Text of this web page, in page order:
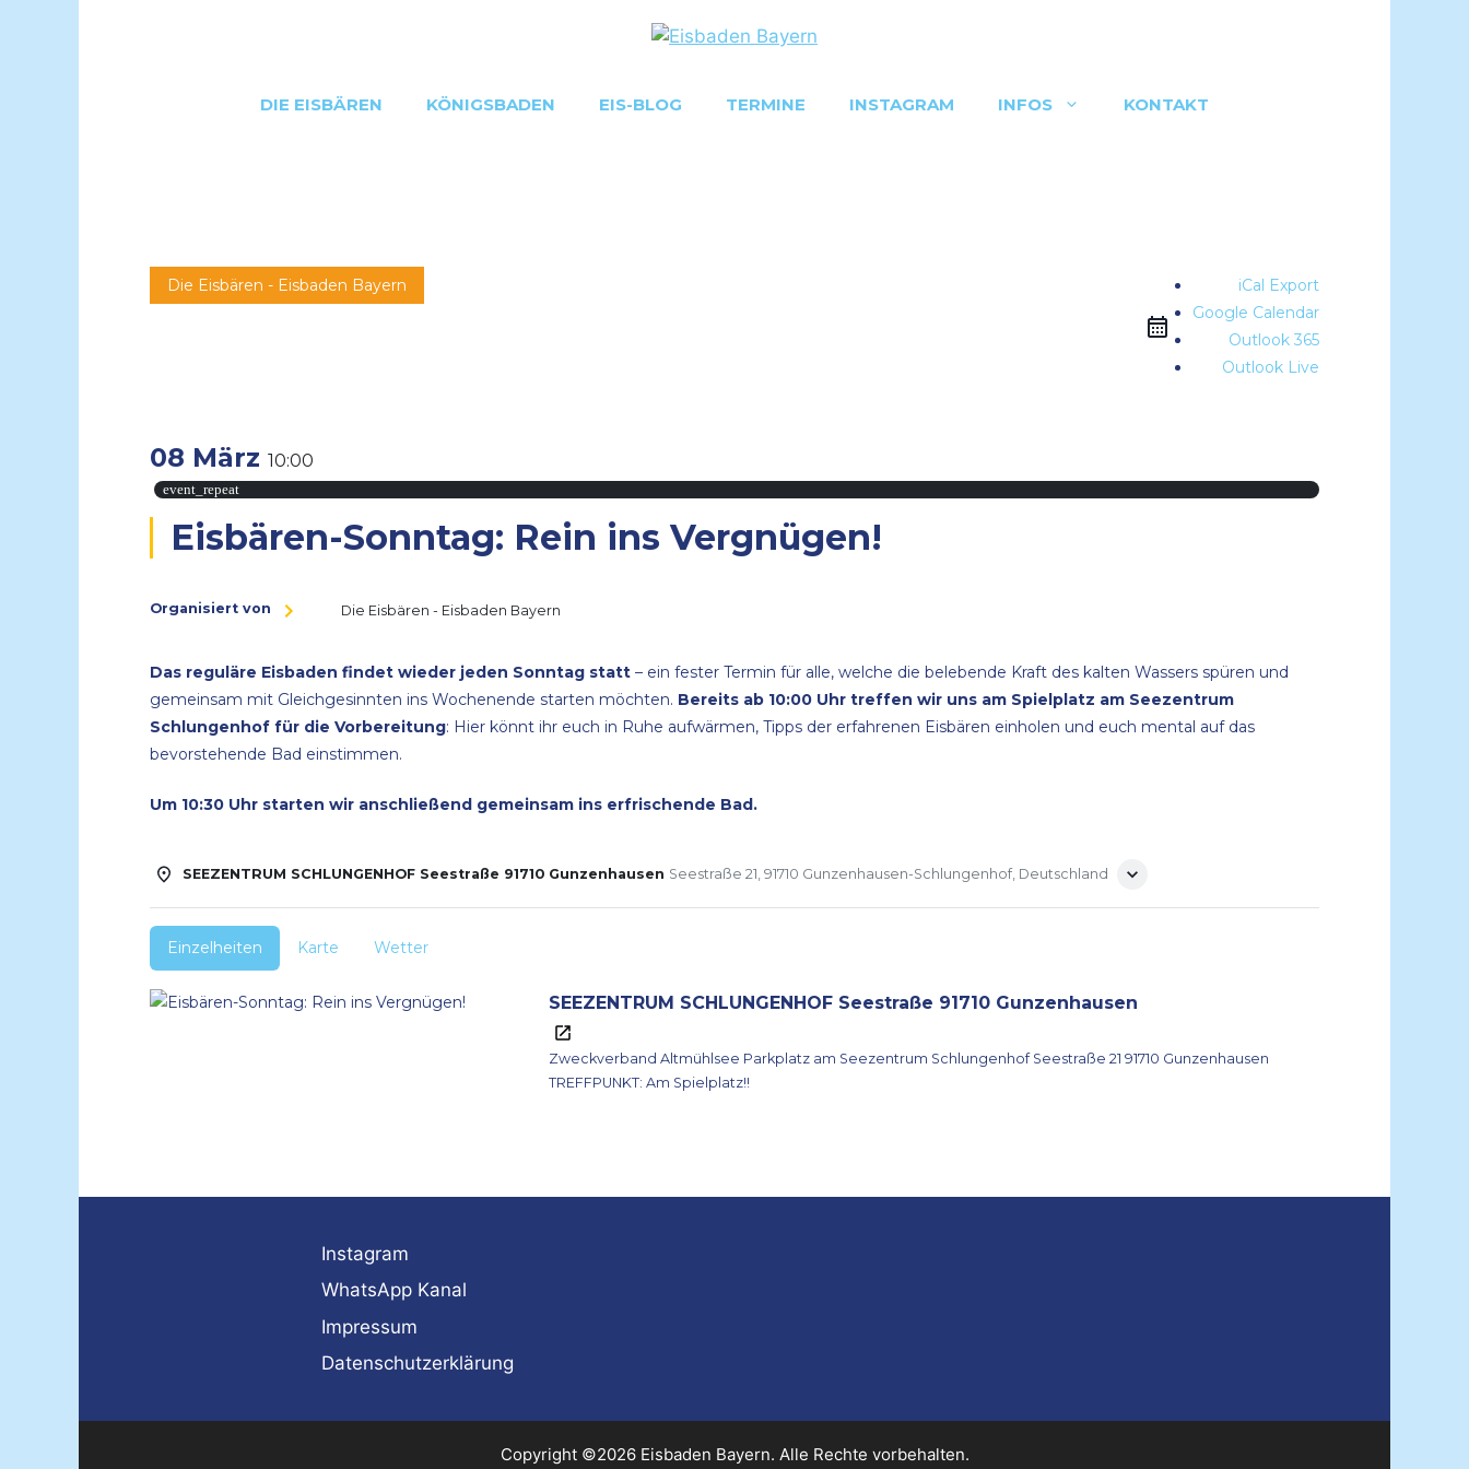
DIE EISBÄREN KÖNIGSBADEN EIS-BLOG TERMINE INSTAGRAM INFOS KONTAKT
Die Eisbären - Eisbaden Bayern
iCal Export
Google Calendar
Outlook 365
Outlook Live
08 März 10:00
event_repeat
Eisbären-Sonntag: Rein ins Vergnügen!
Organisiert von Die Eisbären - Eisbaden Bayern
Das reguläre Eisbaden findet wieder jeden Sonntag statt – ein fester Termin für alle, welche die belebende Kraft des kalten Wassers spüren und
gemeinsam mit Gleichgesinnten ins Wochenende starten möchten. Bereits ab 10:00 Uhr treffen wir uns am Spielplatz am Seezentrum
Schlungenhof für die Vorbereitung: Hier könnt ihr euch in Ruhe aufwärmen, Tipps der erfahrenen Eisbären einholen und euch mental auf das
bevorstehende Bad einstimmen.
Um 10:30 Uhr starten wir anschließend gemeinsam ins erfrischende Bad.
SEEZENTRUM SCHLUNGENHOF Seestraße 91710 Gunzenhausen Seestraße 21, 91710 Gunzenhausen-Schlungenhof, Deutschland
Einzelheiten Karte Wetter
SEEZENTRUM SCHLUNGENHOF Seestraße 91710 Gunzenhausen
Zweckverband Altmühlsee Parkplatz am Seezentrum Schlungenhof Seestraße 21 91710 Gunzenhausen
TREFFPUNKT: Am Spielplatz!!
Instagram
WhatsApp Kanal
Impressum
Datenschutzerklärung
Copyright ©2026 Eisbaden Bayern. Alle Rechte vorbehalten.